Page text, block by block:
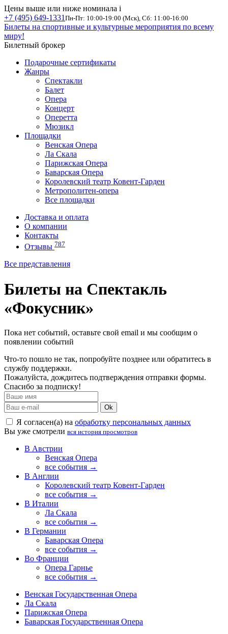
Цены выше или ниже номинала i
+7 (495) 649-1331 Пн-Пт: 10:00-19:00 (Мск), Сб: 11:00-16:00
Билеты на спортивные и культурные мероприятия по всему
миру!
Билетный брокер
Подарочные сертификаты
Жанры
Спектакли
Балет
Опера
Концерт
Оперетта
Мюзикл
Площадки
Венская Опера
Ла Скала
Парижская Опера
Баварская Опера
Королевский театр Ковент-Гарден
Метрополитен-опера
Все площадки
Доставка и оплата
О компании
Контакты
Отзывы 787
Все представления
Билеты на Спектакль
«Фокусник»
Пока нет событий, оставьте свой email и мы сообщим о
появлении событий
Что-то пошло не так, попробуйте позднее или обратитесь в
службу поддержки.
Пожалуйста, дождитесь подтверждения отправки формы.
Спасибо за подписку!
Ok
Я согласен(а) на обработку персональных данных
Вы уже смотрели вся история просмотров
В Австрии
Венская Опера
все события →
В Англии
Королевский театр Ковент-Гарден
все события →
В Италии
Ла Скала
все события →
В Германии
Баварская Опера
все события →
Во Франции
Опера Гарнье
все события →
Венская Государственная Опера
Ла Скала
Парижская Опера
Баварская Государственная Опера